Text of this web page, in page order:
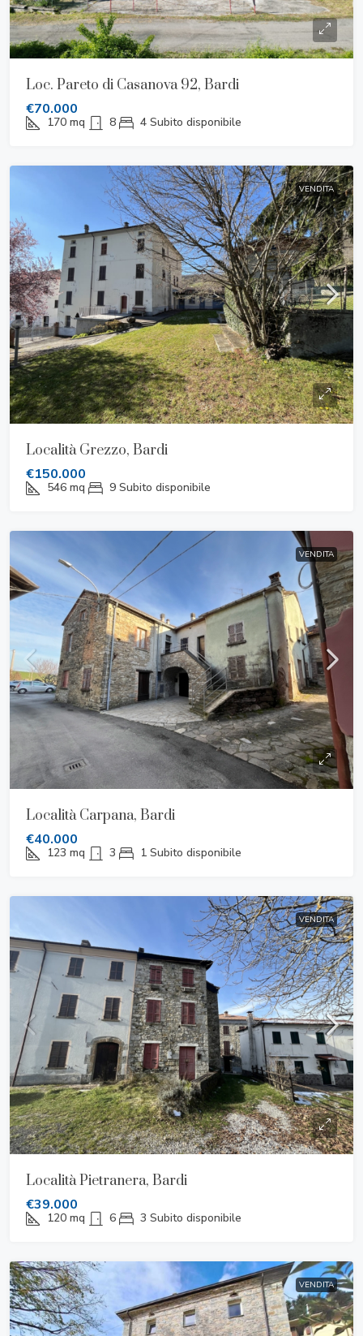
Loc. Pareto di Casanova 92, Bardi
€70.000
170 mq 8 4 Subito disponibile
VENDITA
Località Grezzo, Bardi
€150.000
546 mq 9 Subito disponibile
VENDITA
Località Carpana, Bardi
€40.000
123 mq 3 1 Subito disponibile
VENDITA
Località Pietranera, Bardi
€39.000
120 mq 6 3 Subito disponibile
VENDITA